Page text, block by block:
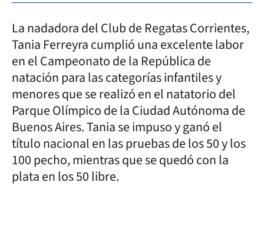
La nadadora del Club de Regatas Corrientes,
Tania Ferreyra cumplió una excelente labor
en el Campeonato de la República de
natación para las categorías infantiles y
menores que se realizó en el natatorio del
Parque Olímpico de la Ciudad Autónoma de
Buenos Aires. Tania se impuso y ganó el
título nacional en las pruebas de los 50 y los
100 pecho, mientras que se quedó con la
plata en los 50 libre.